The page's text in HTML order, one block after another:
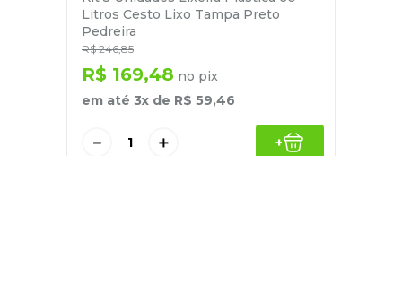
Litros Cesto Lixo Tampa Preto
Pedreira
R$ 246,85
R$ 169,48 no pix
em até 3x de R$ 59,46
＋
－ +